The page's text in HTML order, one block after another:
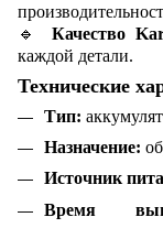
🔹 Качество
каждой детали.
Технические
Тип:
Назначение:
Источник
Время